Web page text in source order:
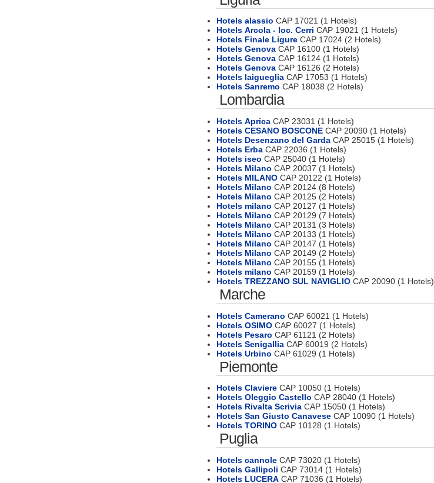
Hotels alassio CAP 17021 (1 Hotels)
Hotels Arcola - loc. Cerri CAP 19021 (1 Hotels)
Hotels Finale Ligure CAP 17024 (2 Hotels)
Hotels Genova CAP 16100 (1 Hotels)
Hotels Genova CAP 16124 (1 Hotels)
Hotels Genova CAP 16126 (2 Hotels)
Hotels laigueglia CAP 17053 (1 Hotels)
Hotels Sanremo CAP 18038 (2 Hotels)
Lombardia
Hotels Aprica CAP 23031 (1 Hotels)
Hotels CESANO BOSCONE CAP 20090 (1 Hotels)
Hotels Desenzano del Garda CAP 25015 (1 Hotels)
Hotels Erba CAP 22036 (1 Hotels)
Hotels iseo CAP 25040 (1 Hotels)
Hotels Milano CAP 20037 (1 Hotels)
Hotels MILANO CAP 20122 (1 Hotels)
Hotels Milano CAP 20124 (8 Hotels)
Hotels Milano CAP 20125 (2 Hotels)
Hotels milano CAP 20127 (1 Hotels)
Hotels Milano CAP 20129 (7 Hotels)
Hotels Milano CAP 20131 (3 Hotels)
Hotels Milano CAP 20133 (1 Hotels)
Hotels Milano CAP 20147 (1 Hotels)
Hotels Milano CAP 20149 (2 Hotels)
Hotels Milano CAP 20155 (1 Hotels)
Hotels milano CAP 20159 (1 Hotels)
Hotels TREZZANO SUL NAVIGLIO CAP 20090 (1 Hotels)
Marche
Hotels Camerano CAP 60021 (1 Hotels)
Hotels OSIMO CAP 60027 (1 Hotels)
Hotels Pesaro CAP 61121 (2 Hotels)
Hotels Senigallia CAP 60019 (2 Hotels)
Hotels Urbino CAP 61029 (1 Hotels)
Piemonte
Hotels Claviere CAP 10050 (1 Hotels)
Hotels Oleggio Castello CAP 28040 (1 Hotels)
Hotels Rivalta Scrivia CAP 15050 (1 Hotels)
Hotels San Giusto Canavese CAP 10090 (1 Hotels)
Hotels TORINO CAP 10128 (1 Hotels)
Puglia
Hotels cannole CAP 73020 (1 Hotels)
Hotels Gallipoli CAP 73014 (1 Hotels)
Hotels LUCERA CAP 71036 (1 Hotels)